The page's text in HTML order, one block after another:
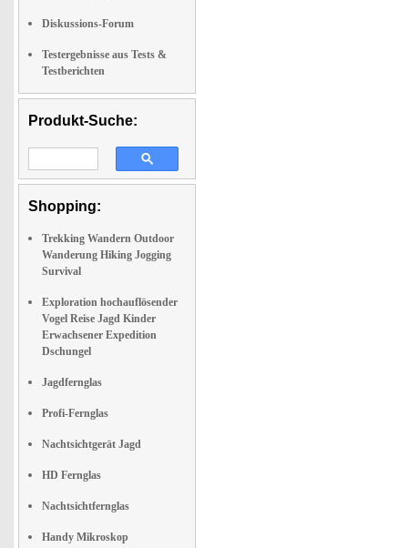
Diskussions-Forum
Testergebnisse aus Tests &
Testberichten
Produkt-Suche:
Shopping:
Trekking Wandern Outdoor
Wanderung Hiking Jogging
Survival
Exploration hochauflösender
Vogel Reise Jagd Kinder
Erwachsener Expedition
Dschungel
Jagdfernglas
Profi-Fernglas
Nachtsichtgerät Jagd
HD Fernglas
Nachtsichtfernglas
Handy Mikroskop